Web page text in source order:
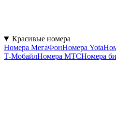
Красивые номера
Номера МегаФонНомера Yota
Т‑МобайлНомера МТСНомера